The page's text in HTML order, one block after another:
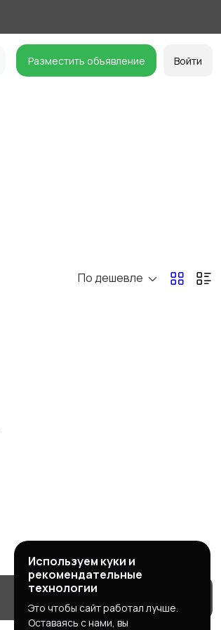
Разместить объявление Войти
По дешевле
Используем куки и
рекомендательные
технологии
Это чтобы сайт работал лучше.
Оставаясь с нами, вы